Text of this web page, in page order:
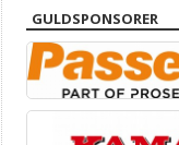
GULDSPONSORER